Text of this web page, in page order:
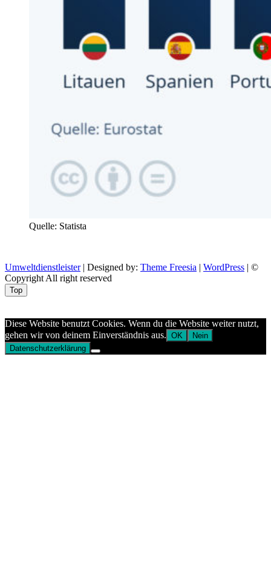
Quelle: Statista
Umweltdienstleister| Designed by: Theme Freesia | WordPress | ©
Copyright All right reserved
Top
Diese Website benutzt Cookies. Wenn du die Website weiter nutzt,
gehen wir von deinem Einverständnis aus. OK
Nein
Datenschutzerklärung